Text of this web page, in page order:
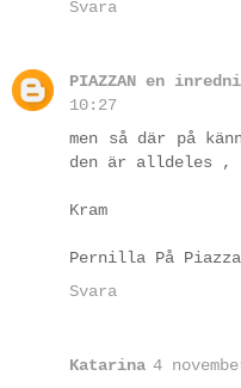
Svara
PIAZZAN en
10:27
men så där på
den är alldeles
Kram
Pernilla På
Svara
Katarina 4